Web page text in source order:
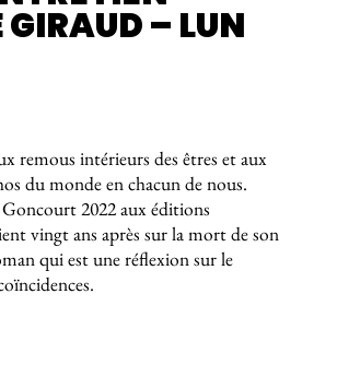
– LUN
l'événement
remous intérieurs des êtres et aux
du monde en chacun de nous.
2022 aux éditions
vingt ans après sur la mort de son
qui est une réflexion sur le